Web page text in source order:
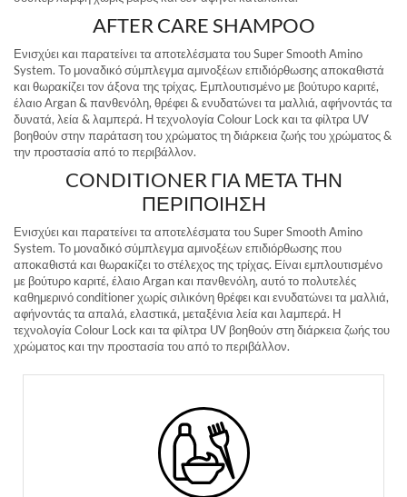
AFTER CARE SHAMPOO
Ενισχύει και παρατείνει τα αποτελέσματα του Super Smooth Amino
System. Το μοναδικό σύμπλεγμα αμινοξέων επιδιόρθωσης αποκαθιστά
και θωρακίζει τον άξονα της τρίχας. Εμπλουτισμένο με βούτυρο καριτέ,
έλαιο Argan & πανθενόλη, θρέφει & ενυδατώνει τα μαλλιά, αφήνοντάς τα
δυνατά, λεία & λαμπερά. Η τεχνολογία Colour Lock και τα φίλτρα UV
βοηθούν στην παράταση του χρώματος τη διάρκεια ζωής του χρώματος &
την προστασία από το περιβάλλον.
CONDITIONER ΓΙΑ ΜΕΤΑ ΤΗΝ
ΠΕΡΙΠΟΙΗΣΗ
Ενισχύει και παρατείνει τα αποτελέσματα του Super Smooth Amino
System. Το μοναδικό σύμπλεγμα αμινοξέων επιδιόρθωσης που
αποκαθιστά και θωρακίζει το στέλεχος της τρίχας. Είναι εμπλουτισμένο
με βούτυρο καριτέ, έλαιο Argan και πανθενόλη, αυτό το πολυτελές
καθημερινό conditioner χωρίς σιλικόνη θρέφει και ενυδατώνει τα μαλλιά,
αφήνοντάς τα απαλά, ελαστικά, μεταξένια λεία και λαμπερά. Η
τεχνολογία Colour Lock και τα φίλτρα UV βοηθούν στη διάρκεια ζωής του
χρώματος και την προστασία του από το περιβάλλον.